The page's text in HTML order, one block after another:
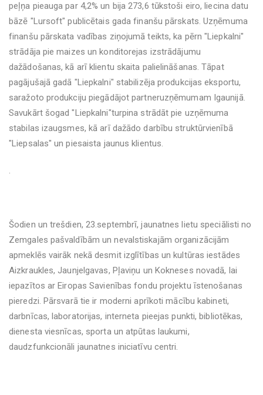
peļņa pieauga par 4,2% un bija 273,6 tūkstoši eiro, liecina datu
bāzē "Lursoft" publicētais gada finanšu pārskats. Uzņēmuma
finanšu pārskata vadības ziņojumā teikts, ka pērn "Liepkalni"
strādāja pie maizes un konditorejas izstrādājumu
dažādošanas, kā arī klientu skaita palielināšanas. Tāpat
pagājušajā gadā "Liepkalni" stabilizēja produkcijas eksportu,
saražoto produkciju piegādājot partneruzņēmumam Igaunijā.
Savukārt šogad "Liepkalni"turpina strādāt pie uzņēmuma
stabilas izaugsmes, kā arī dažādo darbību struktūrvienībā
"Liepsalas" un piesaista jaunus klientus.
.
Šodien un trešdien, 23.septembrī, jaunatnes lietu speciālisti no
Zemgales pašvaldībām un nevalstiskajām organizācijām
apmeklēs vairāk nekā desmit izglītības un kultūras iestādes
Aizkraukles, Jaunjelgavas, Pļaviņu un Kokneses novadā, lai
iepazītos ar Eiropas Savienības fondu projektu īstenošanas
pieredzi. Pārsvarā tie ir moderni aprīkoti mācību kabineti,
darbnīcas, laboratorijas, interneta pieejas punkti, bibliotēkas,
dienesta viesnīcas, sporta un atpūtas laukumi,
daudzfunkcionāli jaunatnes iniciatīvu centri.